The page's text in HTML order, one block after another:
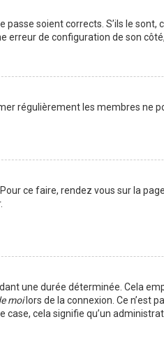
soient corrects. S’ils le
de configuration de son
régulièrement les membres ne
ce faire, rendez vous sur la
une durée déterminée. Cela
moilors de la connexion. Ce n’est
cela signifie qu’un